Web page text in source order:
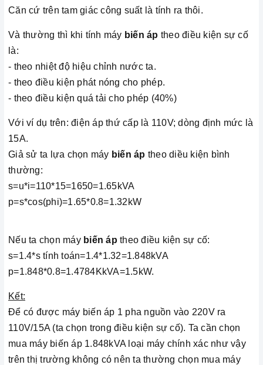
Căn cứ trên tam giác công suất là tính ra thôi.
Và thường thì khi tính máy biến áp theo điều kiện sự cố
là:
- theo nhiệt độ hiệu chỉnh nước ta.
- theo điều kiện phát nóng cho phép.
- theo điều kiện quá tải cho phép (40%)
Với ví dụ trên: điện áp thứ cấp là 110V; dòng định mức là
15A.
Giả sử ta lựa chọn máy biến áp theo diều kiện bình
thường:
s=u*i=110*15=1650=1.65kVA
p=s*cos(phi)=1.65*0.8=1.32kW
Nếu ta chọn máy biến áp theo điều kiện sự cố:
s=1.4*s tính toán=1.4*1.32=1.848kVA
p=1.848*0.8=1.4784KkVA=1.5kW.
Kết:
Để có được máy biến áp 1 pha nguồn vào 220V ra
110V/15A (ta chọn trong điều kiện sự cố). Ta cần chọn
mua máy biến áp 1.848kVA loại máy chính xác như vậy
trên thị trường không có nên ta thường chọn mua máy